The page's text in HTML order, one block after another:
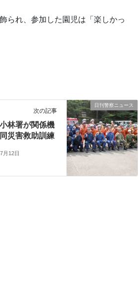
られ、参加した園児は「楽しかっ
日刊警察ニュース
次の記事
林署が関係機
災害救助訓練
月12日